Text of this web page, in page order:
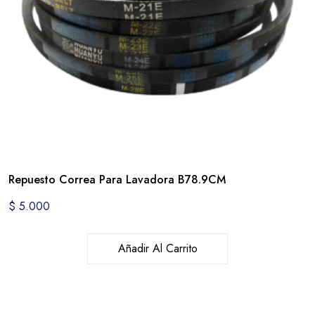
Repuesto Correa Para Lavadora B78.9CM
$ 5.000
Añadir Al Carrito